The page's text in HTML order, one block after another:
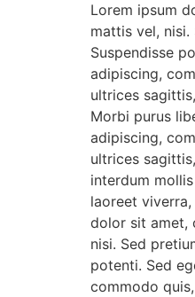
Lorem ipsum
mattis vel,
Suspendisse
adipiscing,
ultrices
Morbi purus
adipiscing,
ultrices
interdum
laoreet
dolor sit amet,
nisi. Sed
potenti. Sed
commodo